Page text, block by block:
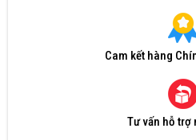
Cam kết hàng
Tư vấn hỗ trợ